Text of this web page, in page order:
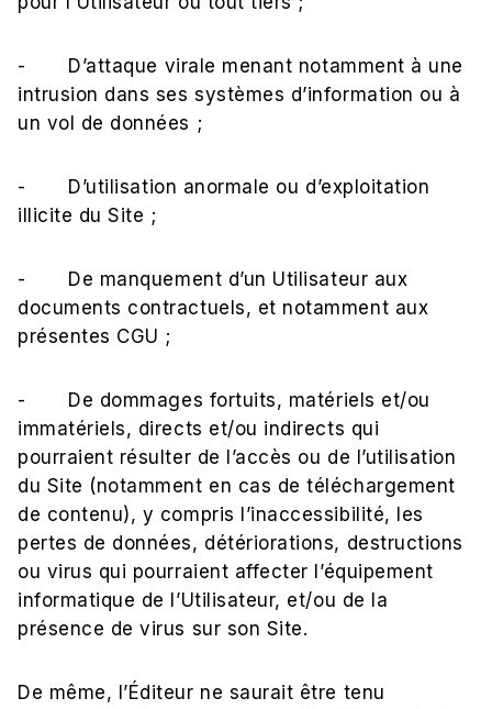
- D’attaque virale menant notamment à une
intrusion dans ses systèmes d’information ou à
un vol de données ;
- D’utilisation anormale ou d’exploitation
illicite du Site ;
- De manquement d’un Utilisateur aux
documents contractuels, et notamment aux
présentes CGU ;
- De dommages fortuits, matériels et/ou
immatériels, directs et/ou indirects qui
pourraient résulter de l’accès ou de l’utilisation
du Site (notamment en cas de téléchargement
de contenu), y compris l’inaccessibilité, les
pertes de données, détériorations, destructions
ou virus qui pourraient affecter l’équipement
informatique de l’Utilisateur, et/ou de la
présence de virus sur son Site.
De même, l’Éditeur ne saurait être tenu